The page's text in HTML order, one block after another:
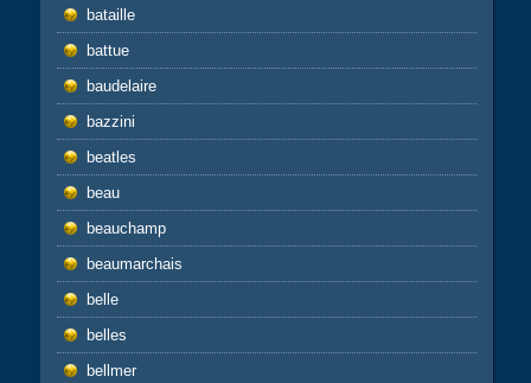
bataille
battue
baudelaire
bazzini
beatles
beau
beauchamp
beaumarchais
belle
belles
bellmer